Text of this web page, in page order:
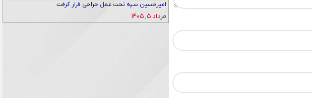
امیرحسین سپه تحت عمل جراحی قرار گرفت
مرداد ۵, ۱۴۰۵